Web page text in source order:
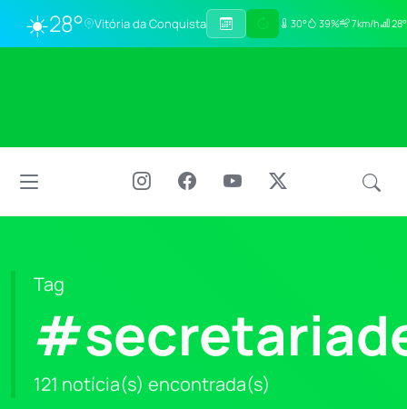
☀️28° Vitória da Conquista 30° 39% 7km/h
Tag
121 notícia(s) encontrada(s)